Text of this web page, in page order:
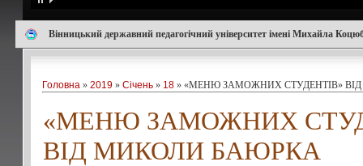
Вінницький державний педагогічний університет імені Михайла
Головна» 2019 » Січень » 18» «МЕНЮ ЗАМОЖНИХ СТУДЕНТІВ»
«МЕНЮ ЗАМОЖНИХ
ВІД МИКОЛИ БАЮРКА